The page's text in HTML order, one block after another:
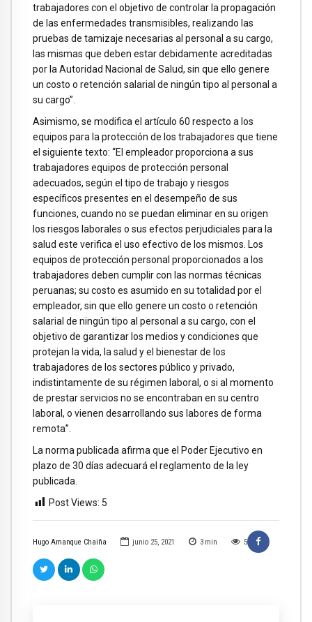
Hugo Amanque Chaiña junio 25, 2021 3 min 5
trabajadores con el objetivo de controlar la propagación
de las enfermedades transmisibles, realizando las
pruebas de tamizaje necesarias al personal a su cargo,
las mismas que deben estar debidamente acreditadas
por la Autoridad Nacional de Salud, sin que ello genere
un costo o retención salarial de ningún tipo al personal a
su cargo”.
Asimismo, se modifica el artículo 60 respecto a los
equipos para la protección de los trabajadores que tiene
el siguiente texto: “El empleador proporciona a sus
trabajadores equipos de protección personal
adecuados, según el tipo de trabajo y riesgos
específicos presentes en el desempeño de sus
funciones, cuando no se puedan eliminar en su origen
los riesgos laborales o sus efectos perjudiciales para la
salud este verifica el uso efectivo de los mismos. Los
equipos de protección personal proporcionados a los
trabajadores deben cumplir con las normas técnicas
peruanas; su costo es asumido en su totalidad por el
empleador, sin que ello genere un costo o retención
salarial de ningún tipo al personal a su cargo, con el
objetivo de garantizar los medios y condiciones que
protejan la vida, la salud y el bienestar de los
trabajadores de los sectores público y privado,
indistintamente de su régimen laboral, o si al momento
de prestar servicios no se encontraban en su centro
laboral, o vienen desarrollando sus labores de forma
remota”.
La norma publicada afirma que el Poder Ejecutivo en
plazo de 30 días adecuará el reglamento de la ley
publicada.
Post Views: 5